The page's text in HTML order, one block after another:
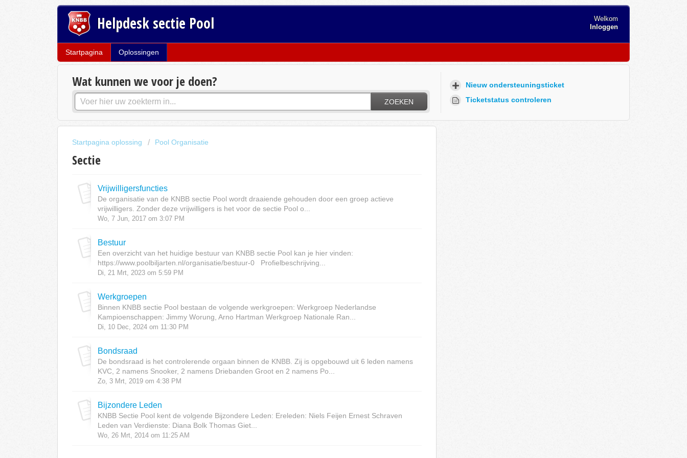
Helpdesk sectie Pool
Welkom
Inloggen
Startpagina Oplossingen
Wat kunnen we voor je doen?
ZOEKEN
Nieuw ondersteuningsticket
Ticketstatus controleren
Startpagina oplossing Pool Organisatie
Sectie
Vrijwilligersfuncties
De organisatie van de KNBB sectie Pool wordt draaiende gehouden door een groep actieve
vrijwilligers. Zonder deze vrijwilligers is het voor de sectie Pool o...
Wo, 7 Jun, 2017 om 3:07 PM
Bestuur
Een overzicht van het huidige bestuur van KNBB sectie Pool kan je hier vinden:
https://www.poolbiljarten.nl/organisatie/bestuur-0 Profielbeschrijving...
Di, 21 Mrt, 2023 om 5:59 PM
Werkgroepen
Binnen KNBB sectie Pool bestaan de volgende werkgroepen: Werkgroep Nederlandse
Kampioenschappen: Jimmy Worung, Arno Hartman Werkgroep Nationale Ran...
Di, 10 Dec, 2024 om 11:30 PM
Bondsraad
De bondsraad is het controlerende orgaan binnen de KNBB. Zij is opgebouwd uit 6 leden namens
KVC, 2 namens Snooker, 2 namens Driebanden Groot en 2 namens Po...
Zo, 3 Mrt, 2019 om 4:38 PM
Bijzondere Leden
KNBB Sectie Pool kent de volgende Bijzondere Leden: Ereleden: Niels Feijen Ernest Schraven
Leden van Verdienste: Diana Bolk Thomas Giet...
Wo, 26 Mrt, 2014 om 11:25 AM